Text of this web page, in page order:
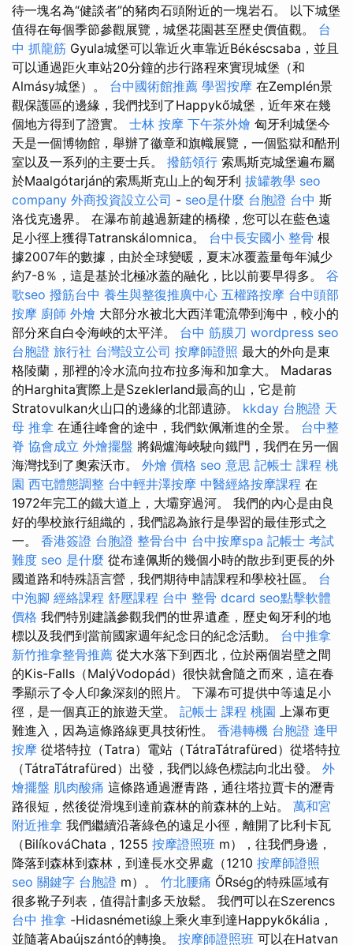
待一塊名為“健談者”的豬肉石頭附近的一塊岩石。 以下城堡
值得在每個季節參觀展覽，城堡花園甚至歷史價值觀。 台
中 抓龍筋 Gyula城堡可以靠近火車靠近Békéscsaba，並且
可以通過距火車站20分鐘的步行路程來實現城堡（和
Almásy城堡）。 台中國術館推薦 學習按摩 在Zemplén景
觀保護區的邊緣，我們找到了Happykő城堡，近年來在幾
個地方得到了證實。 士林 按摩 下午茶外燴 匈牙利城堡今
天是一個博物館，舉辦了徽章和旗幟展覽，一個監獄和酷刑
室以及一系列的主要士兵。 撥筋領行 索馬斯克城堡遍布屬
於Maalgótarján的索馬斯克山上的匈牙利 拔罐教學 seo
company 外商投資設立公司 - seo是什麼 台胞證 台中 斯
洛伐克邊界。 在瀑布前越過新建的橋樑，您可以在藍色遠
足小徑上獲得Tatranskálomnica。 台中長安國小 整骨 根
據2007年的數據，由於全球變暖，夏末冰覆蓋量每年減少
約7-8％，這是基於北極冰蓋的融化，比以前要早得多。 谷
歌seo 撥筋台中 養生與整復推廣中心 五權路按摩 台中頭部
按摩 廚師 外燴 大部分水被北大西洋電流帶到海中，較小的
部分來自白令海峽的太平洋。 台中 筋膜刀 wordpress seo
台胞證 旅行社 台灣設立公司 按摩師證照 最大的外向是東
格陵蘭，那裡的冷水流向拉布拉多海和加拿大。 Madaras
的Harghita實際上是Szeklerland最高的山，它是前
Stratovulkan火山口的邊緣的北部遺跡。 kkday 台胞證 天
母 推拿 在通往峰會的途中，我們欽佩漸進的全景。 台中整
脊 協會成立 外燴擺盤 將鍋爐海峽駛向鐵門，我們在另一個
海灣找到了奧索沃市。 外燴 價格 seo 意思 記帳士 課程 桃
園 西屯體態調整 台中輕井澤按摩 中醫經絡按摩課程 在
1972年完工的鐵大道上，大壩穿過河。 我們的內心是由良
好的學校旅行組織的，我們認為旅行是學習的最佳形式之
一。 香港簽證 台胞證 整骨台中 台中按摩spa 記帳士 考試
難度 seo 是什麼 從布達佩斯的幾個小時的散步到更長的外
國道路和特殊語言營，我們期待申請課程和學校社區。 台
中泡腳 經絡課程 舒壓課程 台中 整骨 dcard seo點擊軟體
價格 我們特別建議參觀我們的世界遺產，歷史匈牙利的地
標以及我們到當前國家週年紀念日的紀念活動。 台中推拿
新竹推拿整骨推薦 從大水落下到西北，位於兩個岩壁之間
的Kis-Falls（MalýVodopád）很快就會隨之而來，這在春
季顯示了令人印象深刻的照片。 下瀑布可提供中等遠足小
徑，是一個真正的旅遊天堂。 記帳士 課程 桃園 上瀑布更
難進入，因為這條路線更具技術性。 香港轉機 台胞證 逢甲
按摩 從塔特拉（Tatra）電站（TátraTátrafüred）從塔特拉
（TátraTátrafüred）出發，我們以綠色標誌向北出發。 外
燴擺盤 肌肉酸痛 這條路通過瀝青路，通往塔拉賈卡的瀝青
路很短，然後從滑塊到達前森林的前森林的上站。 萬和宮
附近推拿 我們繼續沿著綠色的遠足小徑，離開了比利卡瓦
（BilíkováChata，1255 按摩證照班 m），往我們身邊，
降落到森林到森林，到達長水交界處（1210 按摩師證照
seo 關鍵字 台胞證 m）。 竹北腰痛 ŐRség的特殊區域有
很多靴子列表，值得計劃多天放鬆。 我們可以在Szerencs
台中 推拿 -Hidasnémeti線上乘火車到達Happykőkália，
並隨著Abaújszántó的轉換。 按摩師證照班 可以在Hatvan